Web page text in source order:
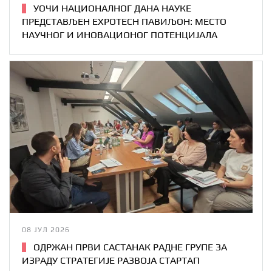
УОЧИ НАЦИОНАЛНОГ ДАНА НАУКЕ
ПРЕДСТАВЉЕН EXPOTECH ПАВИЉОН: МЕСТО
НАУЧНОГ И ИНОВАЦИОНОГ ПОТЕНЦИЈАЛА
08 ЈУЛ 2026
ОДРЖАН ПРВИ САСТАНАК РАДНЕ ГРУПЕ ЗА
ИЗРАДУ СТРАТЕГИЈЕ РАЗВОЈА СТАРТАП